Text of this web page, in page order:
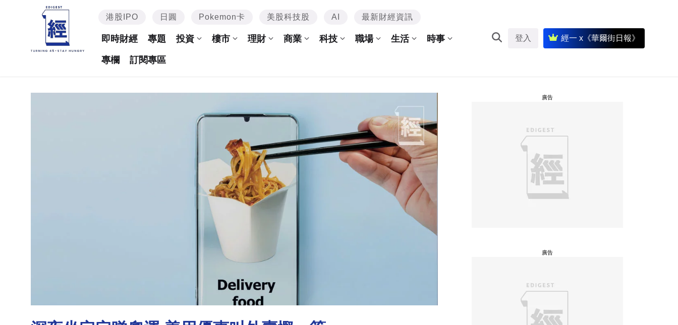
港股IPO 日圓 Pokemon卡 美股科技股 AI 最新財經資訊
即時財經 專題 投資 樓市 理財 商業 科技 職場 生活 時事
專欄 訂閱專區
登入 經一 x《華爾街日報》
廣告
廣告